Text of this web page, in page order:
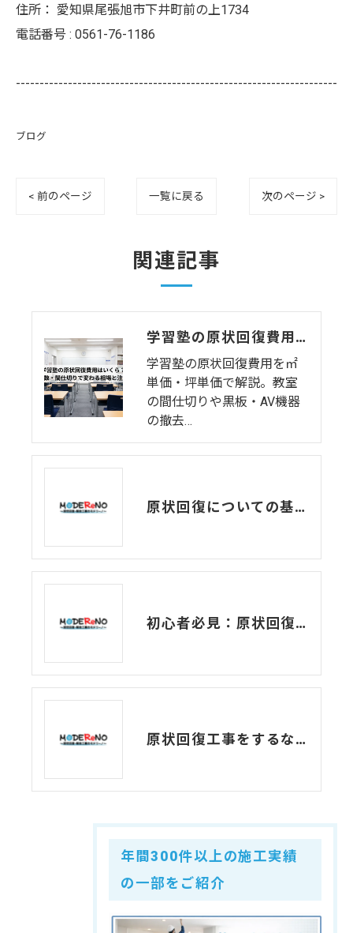
住所： 愛知県尾張旭市下井町前の上1734
電話番号 : 0561-76-1186
--------------------------------------------------------------------
ブログ
< 前のページ 一覧に戻る 次のページ >
関連記事
学習塾の原状回復費用はいくら？教室数・間仕切りで変わる相場と注意点
学習塾の原状回復費用を㎡
単価・坪単価で解説。教室
の間仕切りや黒板・AV機器
の撤去…
原状回復についての基礎知識！
初心者必見：原状回復工事の一種、C工事とはなんでしょう？
原状回復工事をするなら知っておきたい「A工事・B工事・C工事」とは？
年間300件以上の施工実績
の一部をご紹介